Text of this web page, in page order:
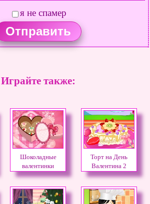
я не спамер
Играйте также:
Шоколадные
валентинки
Торт на День
Валентина 2